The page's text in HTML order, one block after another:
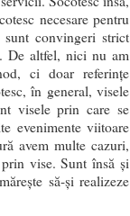
necesare pentru
convingeri strict
De altfel, nici nu am
ci doar referințe
în general, visele
visele prin care se
evenimente viitoare
avem multe cazuri,
vise. Sunt însă și
să-și realizeze